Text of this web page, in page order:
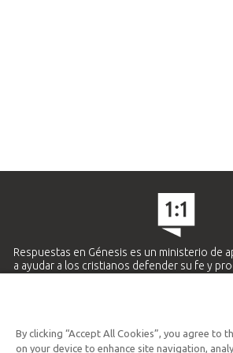
Respuestas en Génesis es un ministerio de
a ayudar a los cristianos defender su fe y
Ministerio Hispano
By clicking “Accept All Cookies”, you agree to
on your device to enhance site navigation,